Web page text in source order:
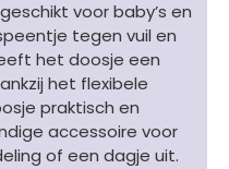
voor baby’s en
tegen vuil en
het doosje een
het flexibele
praktisch en
accessoire voor
of een dagje uit.